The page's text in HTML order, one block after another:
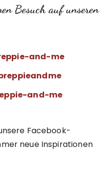
Besuch auf unseren
and-me
and-me
Facebook-
neue Inspirationen